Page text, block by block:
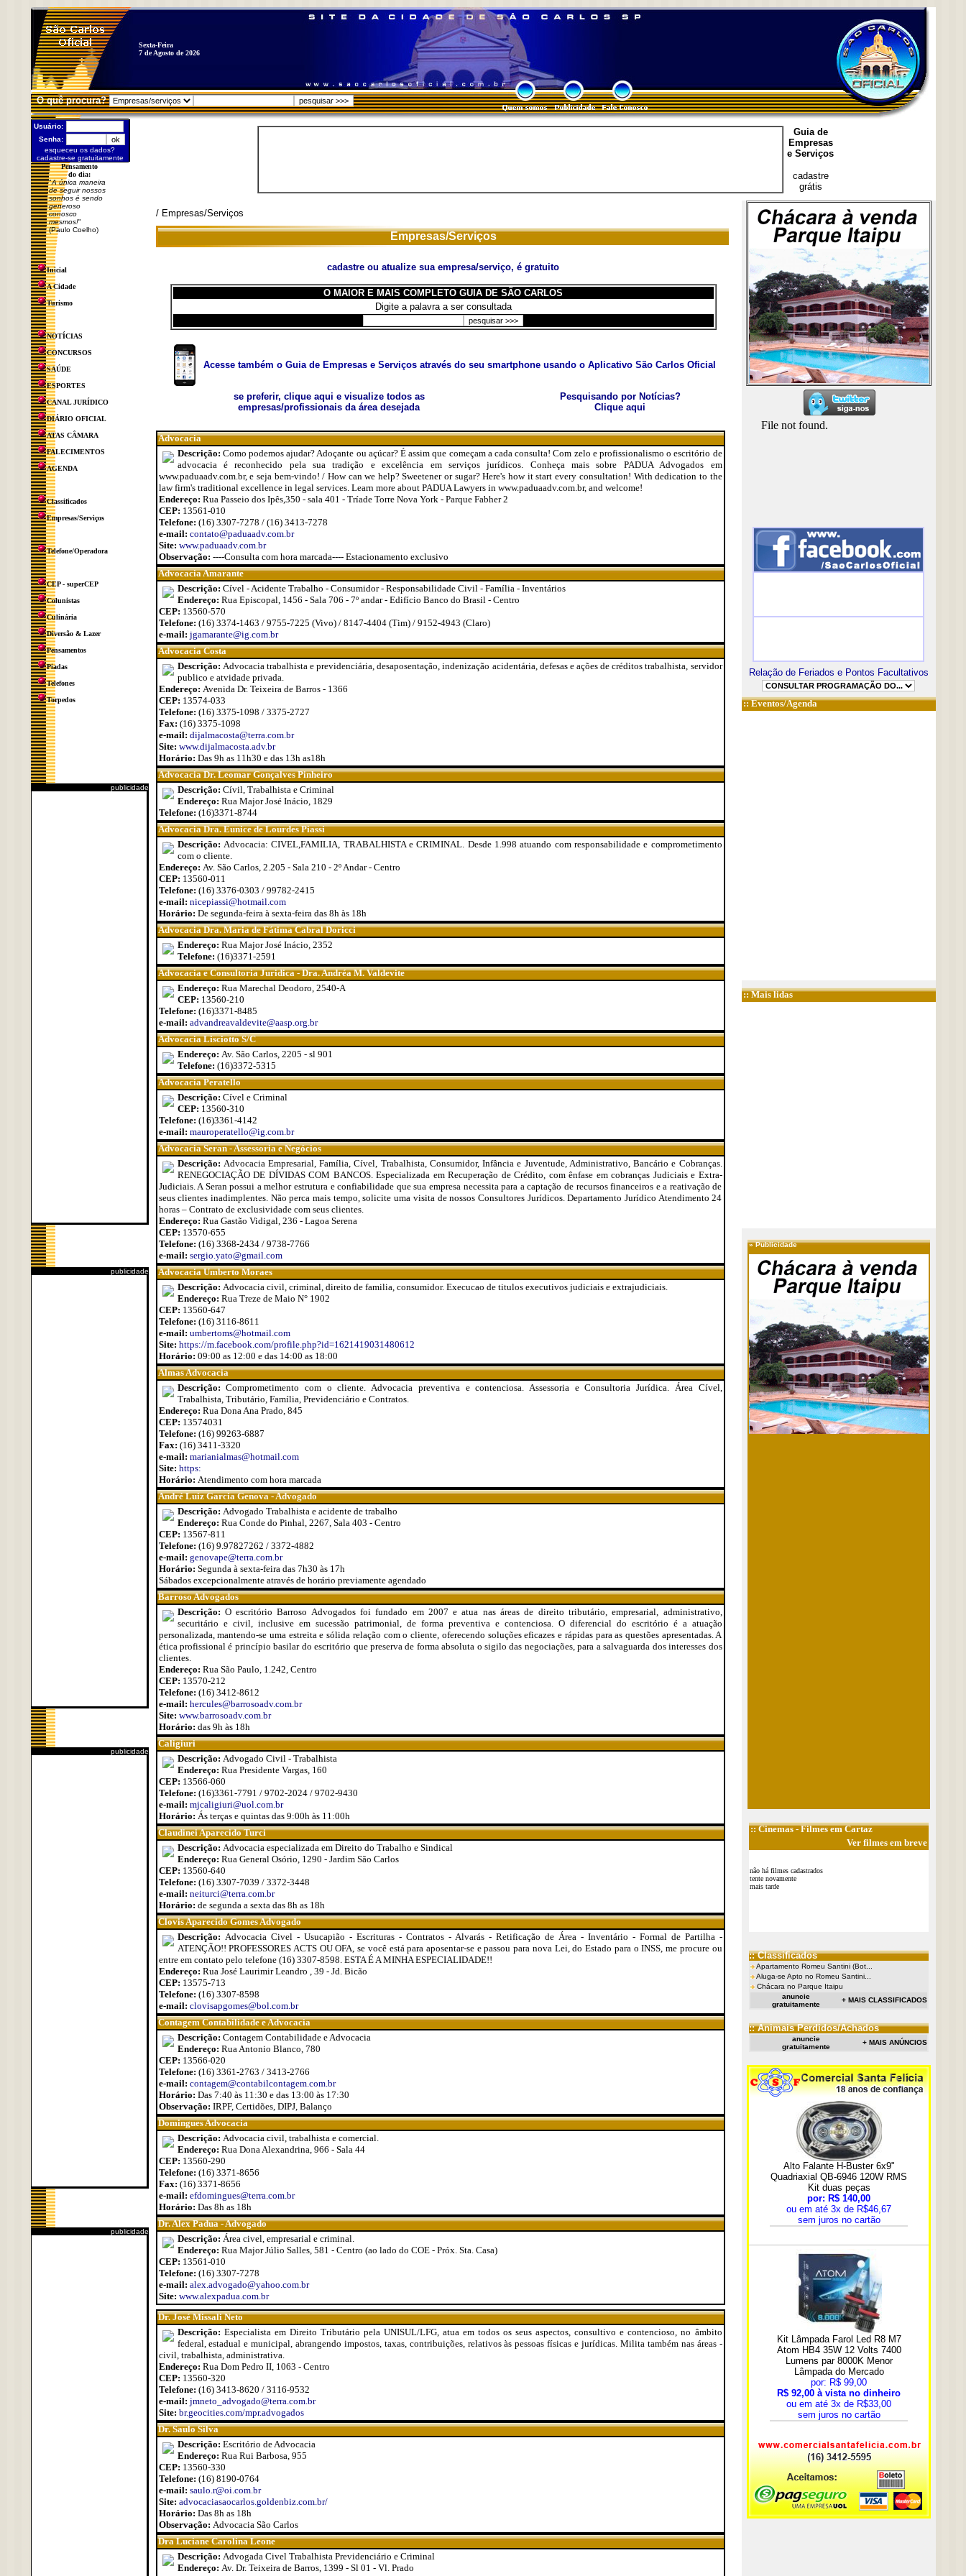
Sexta-Feira
7 de Agosto de 2026
O quê procura?
Usuário:
Senha:
esqueceu os dados?
cadastre-se gratuitamente
Pensamento
do dia:
"A única maneira
de seguir nossos
sonhos é sendo
generoso
conosco
mesmos!"
(Paulo Coelho)
Inicial
A Cidade
Turismo
NOTÍCIAS
CONCURSOS
SAÚDE
ESPORTES
CANAL JURÍDICO
DIÁRIO OFICIAL
ATAS CÂMARA
FALECIMENTOS
AGENDA
Classificados
Empresas/Serviços
Telefone/Operadora
CEP - superCEP
Colunistas
Culinária
Diversão & Lazer
Pensamentos
Piadas
Telefones
Torpedos
publicidade
publicidade
publicidade
publicidade
Guia de
Empresas
e Serviços
cadastre
grátis
/ Empresas/Serviços
Empresas/Serviços
cadastre ou atualize sua empresa/serviço, é gratuito
O MAIOR E MAIS COMPLETO GUIA DE SÃO CARLOS
Digite a palavra a ser consultada
Acesse também o Guia de Empresas e Serviços através do seu smartphone usando o Aplicativo São Carlos Oficial
se preferir, clique aqui e visualize todos as
empresas/profissionais da área desejada
Pesquisando por Notícias?
Clique aqui
Advocacia
Descrição: Como podemos ajudar? Adoçante ou açúcar? É assim que começam a cada consulta! Com zelo e profissionalismo o escritório de
advocacia é reconhecido pela sua tradição e excelência em serviços jurídicos. Conheça mais sobre PADUA Advogados em
www.paduaadv.com.br, e seja bem-vindo! / How can we help? Sweetener or sugar? Here's how it start every consultation! With dedication to the
law firm's traditional excellence in legal services. Learn more about PADUA Lawyers in www.paduaadv.com.br, and welcome!
Endereço: Rua Passeio dos Ipês,350 - sala 401 - Tríade Torre Nova York - Parque Fabher 2
CEP: 13561-010
Telefone: (16) 3307-7278 / (16) 3413-7278
e-mail: contato@paduaadv.com.br
Site: www.paduaadv.com.br
Observação: ----Consulta com hora marcada---- Estacionamento exclusivo
Advocacia Amarante
Descrição: Cível - Acidente Trabalho - Consumidor - Responsabilidade Civil - Família - Inventários
Endereço: Rua Episcopal, 1456 - Sala 706 - 7º andar - Edifício Banco do Brasil - Centro
CEP: 13560-570
Telefone: (16) 3374-1463 / 9755-7225 (Vivo) / 8147-4404 (Tim) / 9152-4943 (Claro)
e-mail: jgamarante@ig.com.br
Advocacia Costa
Descrição: Advocacia trabalhista e previdenciária, desaposentação, indenização acidentária, defesas e ações de créditos trabalhista, servidor
publico e atvidade privada.
Endereço: Avenida Dr. Teixeira de Barros - 1366
CEP: 13574-033
Telefone: (16) 3375-1098 / 3375-2727
Fax: (16) 3375-1098
e-mail: dijalmacosta@terra.com.br
Site: www.dijalmacosta.adv.br
Horário: Das 9h as 11h30 e das 13h as18h
Advocacia Dr. Leomar Gonçalves Pinheiro
Descrição: Cívil, Trabalhista e Criminal
Endereço: Rua Major José Inácio, 1829
Telefone: (16)3371-8744
Advocacia Dra. Eunice de Lourdes Piassi
Descrição: Advocacia: CIVEL,FAMILIA, TRABALHISTA e CRIMINAL. Desde 1.998 atuando com responsabilidade e comprometimento
com o cliente.
Endereço: Av. São Carlos, 2.205 - Sala 210 - 2º Andar - Centro
CEP: 13560-011
Telefone: (16) 3376-0303 / 99782-2415
e-mail: nicepiassi@hotmail.com
Horário: De segunda-feira à sexta-feira das 8h às 18h
Advocacia Dra. Maria de Fátima Cabral Doricci
Endereço: Rua Major José Inácio, 2352
Telefone: (16)3371-2591
Advocacia e Consultoria Juridica - Dra. Andréa M. Valdevite
Endereço: Rua Marechal Deodoro, 2540-A
CEP: 13560-210
Telefone: (16)3371-8485
e-mail: advandreavaldevite@aasp.org.br
Advocacia Lisciotto S/C
Endereço: Av. São Carlos, 2205 - sl 901
Telefone: (16)3372-5315
Advocacia Peratello
Descrição: Cível e Criminal
CEP: 13560-310
Telefone: (16)3361-4142
e-mail: mauroperatello@ig.com.br
Advocacia Seran - Assessoria e Negócios
Descrição: Advocacia Empresarial, Família, Cível, Trabalhista, Consumidor, Infância e Juventude, Administrativo, Bancário e Cobranças.
RENEGOCIAÇÃO DE DÍVIDAS COM BANCOS. Especializada em Recuperação de Crédito, com ênfase em cobranças Judiciais e Extra-
Judiciais. A Seran possui a melhor estrutura e confiabilidade que sua empresa necessita para a captação de recursos financeiros e a reativação de
seus clientes inadimplentes. Não perca mais tempo, solicite uma visita de nossos Consultores Jurídicos. Departamento Jurídico Atendimento 24
horas – Contrato de exclusividade com seus clientes.
Endereço: Rua Gastão Vidigal, 236 - Lagoa Serena
CEP: 13570-655
Telefone: (16) 3368-2434 / 9738-7766
e-mail: sergio.yato@gmail.com
Advocacia Umberto Moraes
Descrição: Advocacia civil, criminal, direito de familia, consumidor. Execucao de titulos executivos judiciais e extrajudiciais.
Endereço: Rua Treze de Maio N° 1902
CEP: 13560-647
Telefone: (16) 3116-8611
e-mail: umbertoms@hotmail.com
Site: https://m.facebook.com/profile.php?id=1621419031480612
Horário: 09:00 as 12:00 e das 14:00 as 18:00
Almas Advocacia
Descrição:Comprometimento com o cliente. Advocacia preventiva e contenciosa. Assessoria e Consultoria Jurídica. Área Cível,
Trabalhista, Tributário, Família, Previdenciário e Contratos.
Endereço: Rua Dona Ana Prado, 845
CEP: 13574031
Telefone: (16) 99263-6887
Fax: (16) 3411-3320
e-mail: marianialmas@hotmail.com
Site: https:
Horário: Atendimento com hora marcada
André Luiz Garcia Genova - Advogado
Descrição: Advogado Trabalhista e acidente de trabalho
Endereço: Rua Conde do Pinhal, 2267, Sala 403 - Centro
CEP: 13567-811
Telefone: (16) 9.97827262 / 3372-4882
e-mail: genovape@terra.com.br
Horário: Segunda à sexta-feira das 7h30 às 17h
Sábados excepcionalmente através de horário previamente agendado
Barroso Advogados
Descrição: O escritório Barroso Advogados foi fundado em 2007 e atua nas áreas de direito tributário, empresarial, administrativo,
securitário e civil, inclusive em sucessão patrimonial, de forma preventiva e contenciosa. O diferencial do escritório é a atuação
personalizada, mantendo-se uma estreita e sólida relação com o cliente, oferecendo soluções eficazes e rápidas para as questões apresentadas. A
ética profissional é princípio basilar do escritório que preserva de forma absoluta o sigilo das negociações, para a salvaguarda dos interesses dos
clientes.
Endereço: Rua São Paulo, 1.242, Centro
CEP: 13570-212
Telefone: (16) 3412-8612
e-mail: hercules@barrosoadv.com.br
Site: www.barrosoadv.com.br
Horário: das 9h às 18h
Caligiuri
Descrição: Advogado Civil - Trabalhista
Endereço: Rua Presidente Vargas, 160
CEP: 13566-060
Telefone: (16)3361-7791 / 9702-2024 / 9702-9430
e-mail: mjcaligiuri@uol.com.br
Horário: Ás terças e quintas das 9:00h às 11:00h
Claudinei Aparecido Turci
Descrição: Advocacia especializada em Direito do Trabalho e Sindical
Endereço: Rua General Osório, 1290 - Jardim São Carlos
CEP: 13560-640
Telefone: (16) 3307-7039 / 3372-3448
e-mail: neiturci@terra.com.br
Horário: de segunda a sexta das 8h as 18h
Clovis Aparecido Gomes Advogado
Descrição: Advocacia Civel - Usucapião - Escrituras - Contratos - Alvarás - Retificação de Área - Inventário - Formal de Partilha -
ATENÇÃO!! PROFESSORES ACTS OU OFA, se você está para aposentar-se e passou para nova Lei, do Estado para o INSS, me procure ou
entre em contato pelo telefone (16) 3307-8598. ESTA É A MINHA ESPECIALIDADE!!
Endereço: Rua José Laurimir Leandro , 39 - Jd. Bicão
CEP: 13575-713
Telefone: (16) 3307-8598
e-mail: clovisapgomes@bol.com.br
Contagem Contabilidade e Advocacia
Descrição: Contagem Contabilidade e Advocacia
Endereço: Rua Antonio Blanco, 780
CEP: 13566-020
Telefone: (16) 3361-2763 / 3413-2766
e-mail: contagem@contabilcontagem.com.br
Horário: Das 7:40 às 11:30 e das 13:00 às 17:30
Observação: IRPF, Certidões, DIPJ, Balanço
Domingues Advocacia
Descrição: Advocacia civil, trabalhista e comercial.
Endereço: Rua Dona Alexandrina, 966 - Sala 44
CEP: 13560-290
Telefone: (16) 3371-8656
Fax: (16) 3371-8656
e-mail: efdomingues@terra.com.br
Horário: Das 8h as 18h
Dr. Alex Padua - Advogado
Descrição: Área civel, empresarial e criminal.
Endereço: Rua Major Júlio Salles, 581 - Centro (ao lado do COE - Próx. Sta. Casa)
CEP: 13561-010
Telefone: (16) 3307-7278
e-mail: alex.advogado@yahoo.com.br
Site: www.alexpadua.com.br
Dr. José Missali Neto
Descrição: Especialista em Direito Tributário pela UNISUL/LFG, atua em todos os seus aspectos, consultivo e contencioso, no âmbito
federal, estadual e municipal, abrangendo impostos, taxas, contribuições, relativos às pessoas físicas e jurídicas. Milita também nas áreas -
civil, trabalhista, administrativa.
Endereço: Rua Dom Pedro II, 1063 - Centro
CEP: 13560-320
Telefone: (16) 3413-8620 / 3116-9532
e-mail: jmneto_advogado@terra.com.br
Site: br.geocities.com/mpr.advogados
Dr. Saulo Silva
Descrição: Escritório de Advocacia
Endereço: Rua Rui Barbosa, 955
CEP: 13560-330
Telefone: (16) 8190-0764
e-mail: saulo.r@oi.com.br
Site: advocaciasaocarlos.goldenbiz.com.br/
Horário: Das 8h as 18h
Observação: Advocacia São Carlos
Dra Luciane Carolina Leone
Descrição: Advogada Civel Trabalhista Previdenciário e Criminal
Endereço: Av. Dr. Teixeira de Barros, 1399 - Sl 01 - Vl. Prado
Relação de Feriados e Pontos Facultativos
::Eventos/Agenda
:: Mais lidas
»Publicidade
::Cinemas- Filmes em Cartaz
Ver filmes em breve
não há filmes cadastrados
tente novamente
mais tarde
:: Classificados
Apartamento Romeu Santini (Bot...
Aluga-se Apto no Romeu Santini...
Chácara no Parque Itaipu
anuncie
gratuitamente
+ MAIS CLASSIFICADOS
:: Animais Perdidos/Achados
anuncie
gratuitamente
+ MAIS ANÚNCIOS